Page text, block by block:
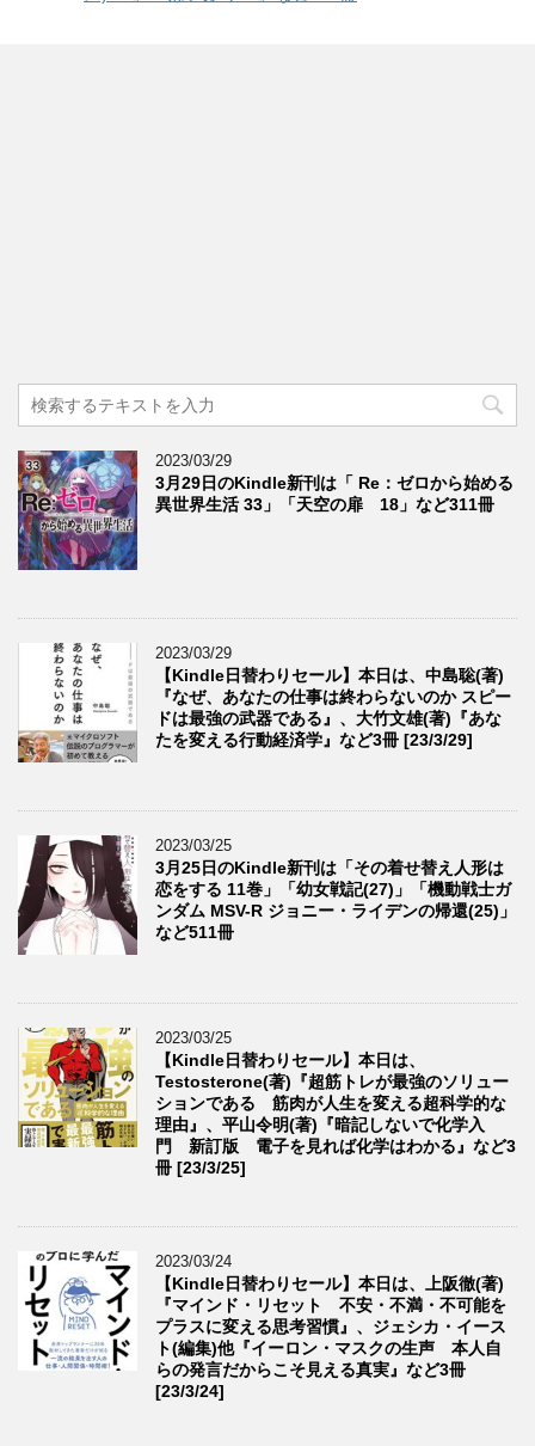
2023/03/29
3月29日のKindle新刊は「 Re：ゼロから始める
異世界生活 33」「天空の扉 18」など311冊
2023/03/29
【Kindle日替わりセール】本日は、中島聡(著)
『なぜ、あなたの仕事は終わらないのか スピー
ドは最強の武器である』、大竹文雄(著)『あな
たを変える行動経済学』など3冊 [23/3/29]
2023/03/25
3月25日のKindle新刊は「その着せ替え人形は
恋をする 11巻」「幼女戦記(27)」「機動戦士ガ
ンダム MSV-R ジョニー・ライデンの帰還(25)」
など511冊
2023/03/25
【Kindle日替わりセール】本日は、
Testosterone(著)『超筋トレが最強のソリュー
ションである 筋肉が人生を変える超科学的な
理由』、平山令明(著)『暗記しないで化学入
門 新訂版 電子を見れば化学はわかる』など3
冊 [23/3/25]
2023/03/24
【Kindle日替わりセール】本日は、上阪徹(著)
『マインド・リセット 不安・不満・不可能を
プラスに変える思考習慣』、ジェシカ・イース
ト(編集)他『イーロン・マスクの生声 本人自
らの発言だからこそ見える真実』など3冊
[23/3/24]